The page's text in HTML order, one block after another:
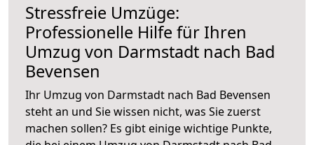
Stressfreie Umzüge:
Professionelle Hilfe für Ihren
Umzug von Darmstadt nach Bad
Bevensen
Ihr Umzug von Darmstadt nach Bad Bevensen
steht an und Sie wissen nicht, was Sie zuerst
machen sollen? Es gibt einige wichtige Punkte,